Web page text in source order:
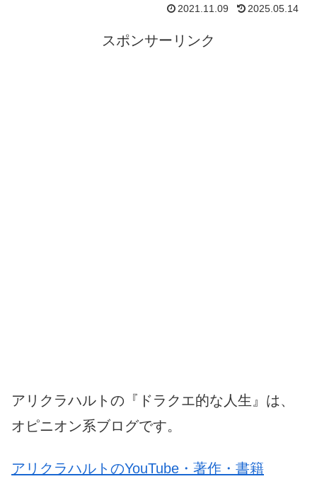
2021.11.09 2025.05.14
スポンサーリンク
アリクラハルトの『ドラクエ的な人生』は、
オピニオン系ブログです。
アリクラハルトのYouTube・著作・書籍